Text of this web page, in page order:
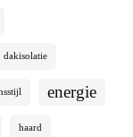
dakisolatie
energie
haard